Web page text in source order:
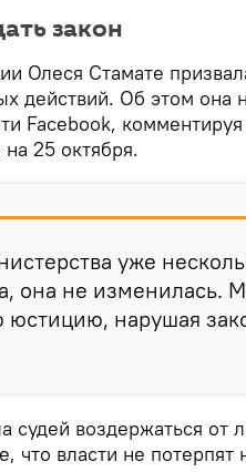
закон
Олеся Стамате
действий. Об этом она
Facebook,
25 октября.
уже
она не изменилась.
нарушая
судей воздержаться от
что власти не